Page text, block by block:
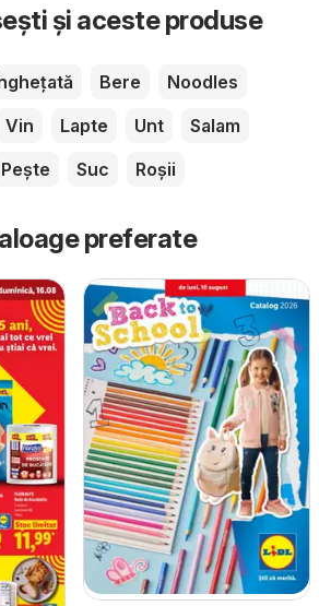
și aceste produse
Bere
Noodles
Vin Lapte Unt
Salam
Pește Suc Roșii
preferate